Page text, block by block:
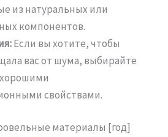
из натуральных или
компонентов.
Если вы хотите, чтобы
вас от шума, выбирайте
свойствами.
материалы [год]